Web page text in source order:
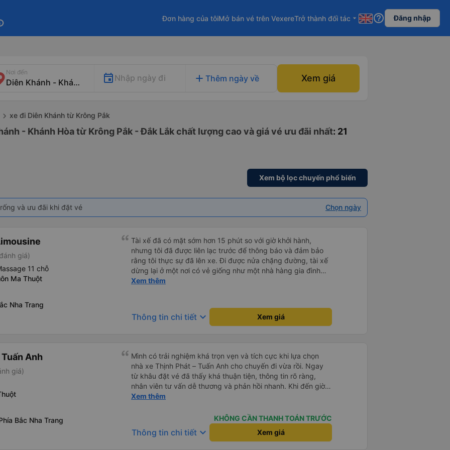
Đơn hàng của tôiMở bán vé trên VexereTrở thành đối tác arrow_drop_down help_outline Đăng nhập
Nơi đến
Nhập ngày đi add Thêm ngày về Xem giá
xe đi Diên Khánh từ Krông Pắk
- Khánh Hòa từ Krông Pắk - Đắk Lắk chất lượng cao và giá vé ưu đãi nhất: 21
Xem bộ lọc chuyến phổ biến
và ưu đãi khi đặt vé Chọn ngày
giá)
11 chỗ
Ma Thuột
Nha Trang
Tài xế đã có mặt sớm hơn 15 phút so với giờ khởi hành,
nhưng tôi đã được liên lạc trước để thông báo và đảm bảo
rằng tôi thực sự đã lên xe. Đi được nửa chặng đường, tài xế
dừng lại ở một nơi có vẻ giống như một nhà hàng gia đình
nhỏ. Đồ ăn đơn giản nhưng ngon miệng, mọi thứ đều tươi
ngay cả khi tính đến tỉnh này. Đồ ăn đã được chế biến sẵn
nên sẵn sàng để ăn! Đánh giá không phải về đồ ăn nên dù
nhưng không quá đáng sợ. Chiếc xe limousine đó có dây an
toàn hoạt động hoàn hảo ở tất cả các ghế! Tôi chắc chắn sẽ
sử dụng lại và thực sự khuyên bạn nên chọn công ty vận
chuyển này.
Xem thêm
Thông tin chi tiết keyboard_arrow_down Xem giá
Anh
giá)
Bắc Nha Trang
Mình có trải nghiệm khá trọn vẹn và tích cực khi lựa chọn
nhà xe Thịnh Phát – Tuấn Anh cho chuyến đi vừa rồi. Ngay
từ khâu đặt vé đã thấy khá thuận tiện, thông tin rõ ràng,
nhân viên tư vấn dễ thương và phản hồi nhanh. Khi đến giờ
xuất phát, xe đón khách đúng hẹn, sắp xếp chỗ ngồi gọn
gian trên xe sạch sẽ, ghế ngồi êm và đủ thoải mái cho những
chuyến đi dài. Xe chạy tương đối êm, tài xế lái cẩn thận, giữ
tốc độ ổn định nên mình cảm thấy yên tâm trong suốt hành
Xem thêm
KHÔNG CẦN THANH TOÁN TRƯỚC
Thông tin chi tiết keyboard_arrow_down Xem giá